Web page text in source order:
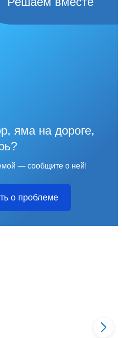
яма на дороге,
— сообщите о ней!
о проблеме